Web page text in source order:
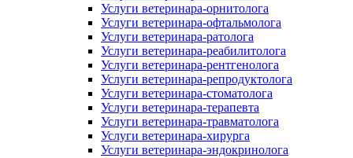
Услуги ветеринара-орнитолога
Услуги ветеринара-офтальмолога
Услуги ветеринара-ратолога
Услуги ветеринара-реабилитолога
Услуги ветеринара-рентгенолога
Услуги ветеринара-репродуктолога
Услуги ветеринара-стоматолога
Услуги ветеринара-терапевта
Услуги ветеринара-травматолога
Услуги ветеринара-хирурга
Услуги ветеринара-эндокринолога